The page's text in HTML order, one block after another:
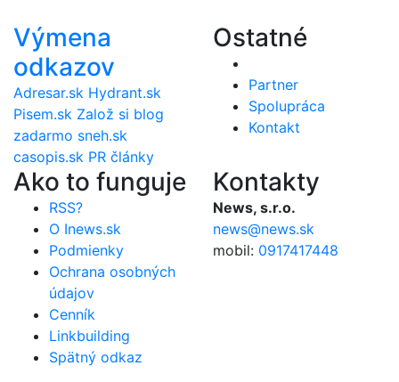
Výmena
odkazov
Adresar.sk Hydrant.sk
Pisem.sk Založ si blog
zadarmo sneh.sk
casopis.sk PR články
Ostatné
Partner
Spolupráca
Kontakt
Ako to funguje
RSS?
O Inews.sk
Podmienky
Ochrana osobných
údajov
Cenník
Linkbuilding
Spätný odkaz
Kontakty
News, s.r.o.
news@news.sk
mobil: 0917417448